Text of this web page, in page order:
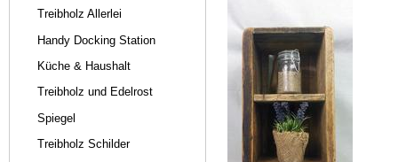
Treibholz Allerlei
Handy Docking Station
Küche & Haushalt
Treibholz und Edelrost
Spiegel
Treibholz Schilder